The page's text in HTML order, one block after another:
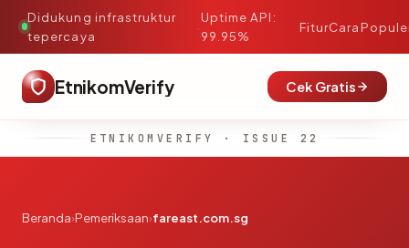
Didukung infrastruktur
tepercaya
·
Uptime API:
99.95%
FiturCara
EtnikomVerify Cek Gratis
ETNIKOMVERIFY · ISSUE 22
Beranda›Pemeriksaan›fareast.com.sg